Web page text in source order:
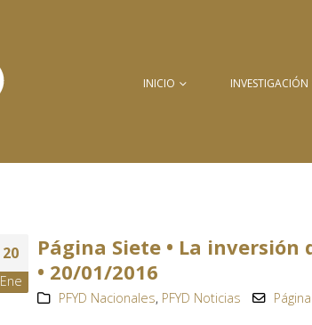
INICIO INVESTIGACIÓN
20
Ene
Página Siete • La
• 20/01/2016
PFYD Nacionales, PFYD Noticias